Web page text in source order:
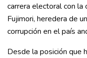
carrera electoral con la
Fujimori, heredera de
corrupción en el país
Desde la posición que